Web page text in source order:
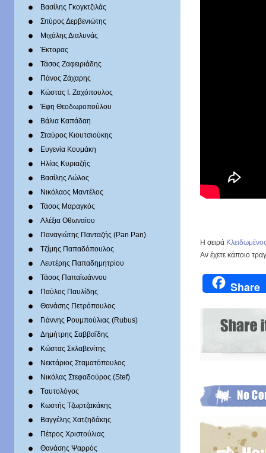
Βασίλης Γκογκτζιλάς
Σπύρος Δερβενιώτης
Mιχάλης Διαλυνάς
Έκτορας
Τάσος Ζαφειριάδης
Πάνος Ζάχαρης
Κώστας Ι. Ζαχόπουλoς
Έφη Θεοδωροπούλου
Βάλια Καπάδαη
Σταύρος Κιουτσιούκης
Ευγενία Κουμάκη
Ηλίας Κυριαζής
Βασίλης Λώλος
Νικόλαος Μαντέλος
Τάσος Μαραγκός
Αλέξια Οθωναίου
Παναγιώτης Πανταζής (Pan Pan)
Τζίμης Παπαδόπουλος
Λευτέρης Παπαδημητρίου
Τάσος Παπαϊωάννου
Παύλος Παυλίδης
Θανάσης Πετρόπουλος
Γιάννης Ρουμπούλιας (Rubus)
Δημήτρης Σαββαΐδης
Κώστας Σκλαβενίτης
Νεκτάριος Σταματόπουλος
Νικόλας Στεφαδούρος (Stef)
Tαυτολόγος
Κωστής Τζωρτζακάκης
Βαγγέλης Χατζηδάκης
Πέτρος Χριστούλιας
Θανάσης Ψαρρός
Η σειρά
Aν έχετε κάποιο
Share